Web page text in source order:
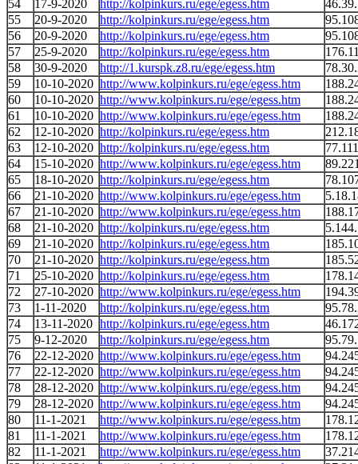
54
17-9-2020 http://kolpinkurs.ru/ege/egess.htm
55
20-9-2020 http://kolpinkurs.ru/ege/egess.htm
56
20-9-2020 http://kolpinkurs.ru/ege/egess.htm
57
25-9-2020 http://kolpinkurs.ru/ege/egess.htm
58
30-9-2020 http://1.kurspk.z8.ru/ege/egess.htm
59
10-10-2020 http://www.kolpinkurs.ru/ege/egess.htm
60
10-10-2020 http://www.kolpinkurs.ru/ege/egess.htm
61
10-10-2020 http://www.kolpinkurs.ru/ege/egess.htm
62
12-10-2020 http://kolpinkurs.ru/ege/egess.htm
63
12-10-2020 http://kolpinkurs.ru/ege/egess.htm
64
15-10-2020 http://www.kolpinkurs.ru/ege/egess.htm
65
18-10-2020 http://kolpinkurs.ru/ege/egess.htm
66
21-10-2020 http://www.kolpinkurs.ru/ege/egess.htm
67
21-10-2020 http://www.kolpinkurs.ru/ege/egess.htm
68
21-10-2020 http://kolpinkurs.ru/ege/egess.htm
69
21-10-2020 http://kolpinkurs.ru/ege/egess.htm
70
21-10-2020 http://kolpinkurs.ru/ege/egess.htm
71
25-10-2020 http://kolpinkurs.ru/ege/egess.htm
72
27-10-2020 http://www.kolpinkurs.ru/ege/egess.htm
73
1-11-2020 http://kolpinkurs.ru/ege/egess.htm
74
13-11-2020 http://kolpinkurs.ru/ege/egess.htm
75
9-12-2020 http://kolpinkurs.ru/ege/egess.htm
76
22-12-2020 http://www.kolpinkurs.ru/ege/egess.htm
77
22-12-2020 http://www.kolpinkurs.ru/ege/egess.htm
78
28-12-2020 http://www.kolpinkurs.ru/ege/egess.htm
79
28-12-2020 http://www.kolpinkurs.ru/ege/egess.htm
80
11-1-2021 http://www.kolpinkurs.ru/ege/egess.htm
81
11-1-2021 http://www.kolpinkurs.ru/ege/egess.htm
82
11-1-2021 http://www.kolpinkurs.ru/ege/egess.htm